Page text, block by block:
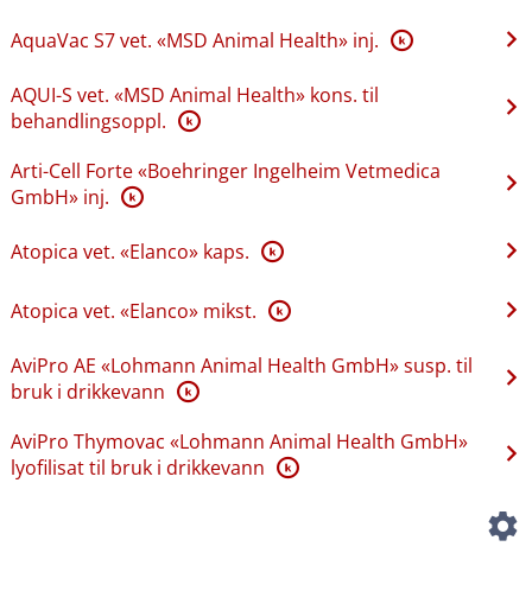
AquaVac S7 vet. «MSD Animal Health» inj. K
AQUI-S vet. «MSD Animal Health» kons. til
behandlingsoppl. K
Arti-Cell Forte «Boehringer Ingelheim Vetmedica
GmbH» inj. K
Atopica vet. «Elanco» kaps. K
Atopica vet. «Elanco» mikst. K
AviPro AE «Lohmann Animal Health GmbH» susp. til
bruk i drikkevann K
AviPro Thymovac «Lohmann Animal Health GmbH»
lyofilisat til bruk i drikkevann K